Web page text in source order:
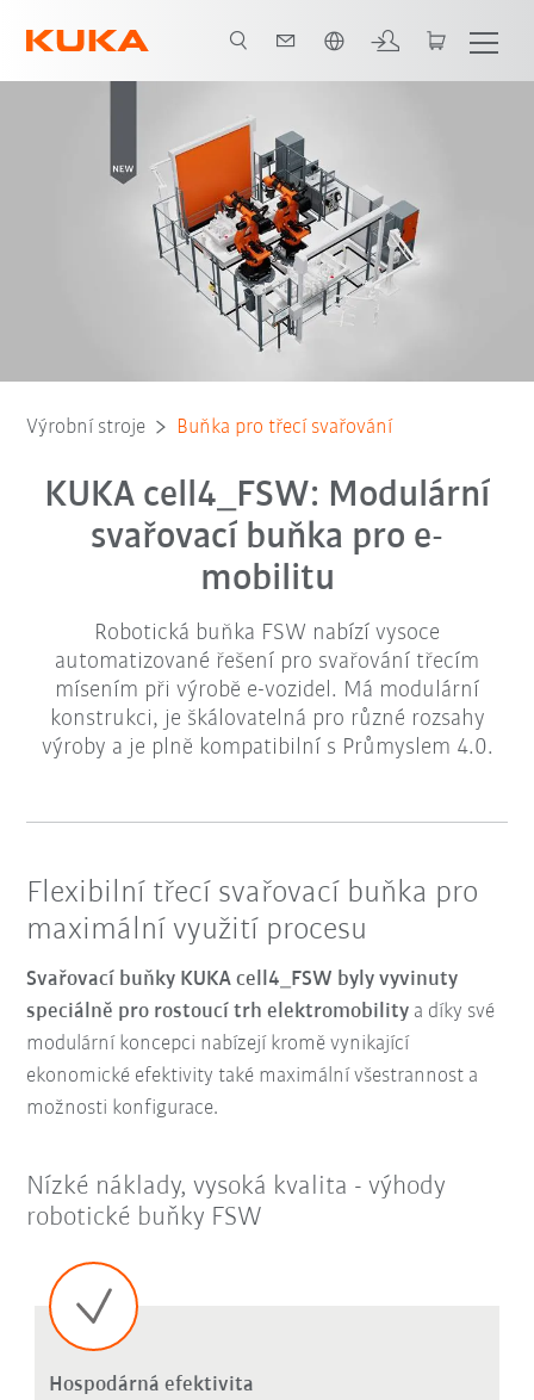
Volitelné balíčky Kontakt Ke stažení Elektronická kniha
Výrobní stroje Buňka pro třecí svařování
KUKA cell4_FSW: Modulární
svařovací buňka pro e-
mobilitu
Robotická buňka FSW nabízí vysoce
automatizované řešení pro svařování třecím
mísením při výrobě e-vozidel. Má modulární
konstrukci, je škálovatelná pro různé rozsahy
výroby a je plně kompatibilní s Průmyslem 4.0.
Flexibilní třecí svařovací buňka pro
maximální využití procesu
Svařovací buňky KUKA cell4_FSW byly vyvinuty
speciálně pro rostoucí trh elektromobility a díky své
modulární koncepci nabízejí kromě vynikající
ekonomické efektivity také maximální všestrannost a
možnosti konfigurace.
Nízké náklady, vysoká kvalita - výhody
robotické buňky FSW
Hospodárná efektivita